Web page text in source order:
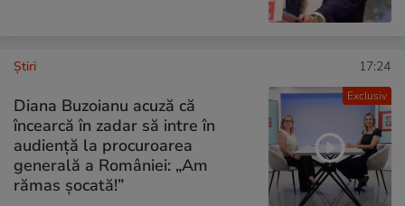
Exclusiv
Ştiri 17:24
Diana Buzoianu acuză că
încearcă în zadar să intre în
audiență la procuroarea
generală a României: „Am
rămas șocată!”